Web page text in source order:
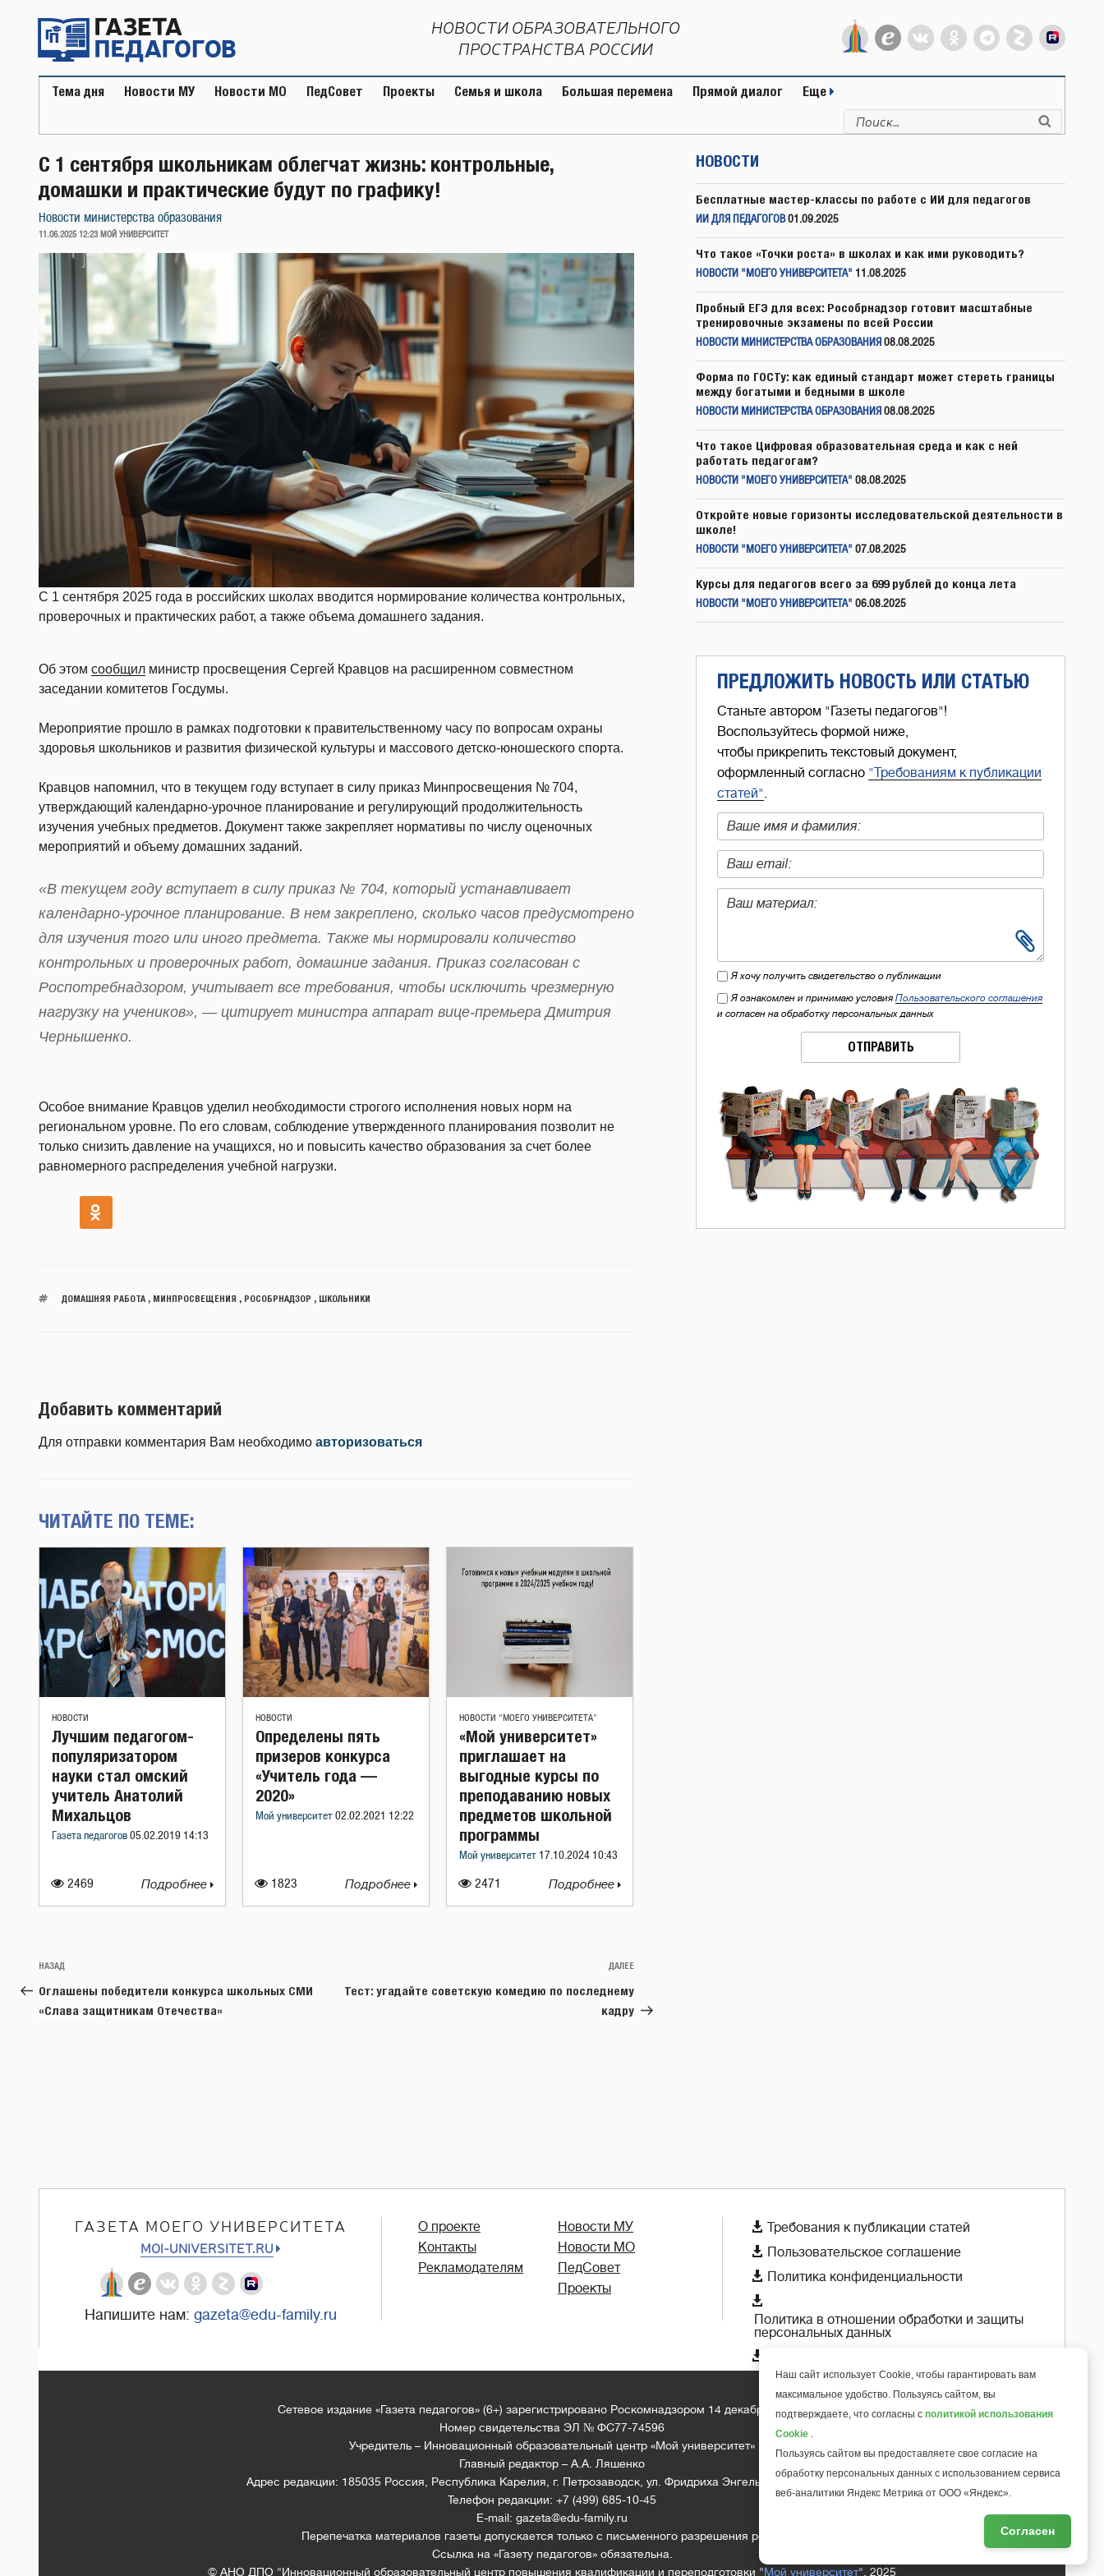
содержимому
НОВОСТИ ОБРАЗОВАТЕЛЬНОГО
ПРОСТРАНСТВА РОССИИ
Тема дня Новости МУ Новости МО ПедСовет Проекты Семья и школа Большая перемена Прямой диалог Еще
Искать:
С 1 сентября школьникам облегчат жизнь: контрольные,
домашки и практические будут по графику!
Новости министерства образования
ОПУБЛИКОВАНО
11.06.2025 12:23 МОЙ УНИВЕРСИТЕТ
С 1 сентября 2025 года в российских школах вводится нормирование количества контрольных,
проверочных и практических работ, а также объема домашнего задания.
Об этом сообщил министр просвещения Сергей Кравцов на расширенном совместном
заседании комитетов Госдумы.
Мероприятие прошло в рамках подготовки к правительственному часу по вопросам охраны
здоровья школьников и развития физической культуры и массового детско-юношеского спорта.
Кравцов напомнил, что в текущем году вступает в силу приказ Минпросвещения № 704,
утверждающий календарно-урочное планирование и регулирующий продолжительность
изучения учебных предметов. Документ также закрепляет нормативы по числу оценочных
мероприятий и объему домашних заданий.
«В текущем году вступает в силу приказ № 704, который устанавливает
календарно-урочное планирование. В нем закреплено, сколько часов предусмотрено
для изучения того или иного предмета. Также мы нормировали количество
контрольных и проверочных работ, домашние задания. Приказ согласован с
Роспотребнадзором, учитывает все требования, чтобы исключить чрезмерную
нагрузку на учеников», — цитирует министра аппарат вице-премьера Дмитрия
Чернышенко.
Особое внимание Кравцов уделил необходимости строгого исполнения новых норм на
региональном уровне. По его словам, соблюдение утвержденного планирования позволит не
только снизить давление на учащихся, но и повысить качество образования за счет более
равномерного распределения учебной нагрузки.
ДОМАШНЯЯ РАБОТА, МИНПРОСВЕЩЕНИЯ , РОСОБРНАДЗОР , ШКОЛЬНИКИ
Добавить комментарий
Для отправки комментария Вам необходимо авторизоваться
ЧИТАЙТЕ ПО ТЕМЕ:
НОВОСТИ
2469
Лучшим педагогом-
популяризатором
науки стал омский
учитель Анатолий
Михальцов
Газета педагогов 05.02.2019 14:13
Подробнее
НОВОСТИ
1823
Определены пять
призеров конкурса
«Учитель года —
2020»
Мой университет 02.02.2021 12:22
Подробнее
НОВОСТИ "МОЕГО УНИВЕРСИТЕТА"
2471
«Мой университет»
приглашает на
выгодные курсы по
преподаванию новых
предметов школьной
программы
Мой университет 17.10.2024 10:43
Подробнее
Навигация
по
записям
Предыдущая
запись:
НАЗАД
Оглашены победители конкурса школьных СМИ
«Слава защитникам Отечества»
Следующая
запись
ДАЛЕЕ
Тест: угадайте советскую комедию по последнему
кадру
НОВОСТИ
Бесплатные мастер-классы по работе с ИИ для педагогов
ИИ ДЛЯ ПЕДАГОГОВ 01.09.2025
Что такое «Точки роста» в школах и как ими руководить?
НОВОСТИ "МОЕГО УНИВЕРСИТЕТА" 11.08.2025
Пробный ЕГЭ для всех: Рособрнадзор готовит масштабные
тренировочные экзамены по всей России
НОВОСТИ МИНИСТЕРСТВА ОБРАЗОВАНИЯ 08.08.2025
Форма по ГОСТу: как единый стандарт может стереть границы
между богатыми и бедными в школе
НОВОСТИ МИНИСТЕРСТВА ОБРАЗОВАНИЯ 08.08.2025
Что такое Цифровая образовательная среда и как с ней
работать педагогам?
НОВОСТИ "МОЕГО УНИВЕРСИТЕТА" 08.08.2025
Откройте новые горизонты исследовательской деятельности в
школе!
НОВОСТИ "МОЕГО УНИВЕРСИТЕТА" 07.08.2025
Курсы для педагогов всего за 699 рублей до конца лета
НОВОСТИ "МОЕГО УНИВЕРСИТЕТА" 06.08.2025
ПРЕДЛОЖИТЬ НОВОСТЬ ИЛИ СТАТЬЮ
Станьте автором "Газеты педагогов"!
Воспользуйтесь формой ниже,
чтобы прикрепить текстовый документ,
оформленный согласно "Требованиям к публикации
статей".
Я хочу получить свидетельство о публикации
Я ознакомлен и принимаю условия Пользовательского соглашения
и согласен на обработку персональных данных
ОТПРАВИТЬ
ГАЗЕТА МОЕГО УНИВЕРСИТЕТА
MOI-UNIVERSITET.RU
Напишите нам: gazeta@edu-family.ru
О проекте
Контакты
Рекламодателям
Новости МУ
Новости МО
ПедСовет
Проекты
 Требования к публикации статей
 Пользовательское соглашение
 Политика конфиденциальности

Политика в отношении обработки и защиты
персональных данных

Сетевое издание «Газета педагогов» (6+) зарегистрировано Роскомнадзором 14 декабря 2018 года
Номер свидетельства ЭЛ № ФС77-74596
Учредитель – Инновационный образовательный центр «Мой университет»
Главный редактор – А.А. Ляшенко
Адрес редакции: 185035 Россия, Республика Карелия, г. Петрозаводск, ул. Фридриха Энгельса д.10, офис 211
Телефон редакции: +7 (499) 685-10-45
E-mail: gazeta@edu-family.ru
Перепечатка материалов газеты допускается только c письменного разрешения редакции
Ссылка на «Газету педагогов» обязательна.
© АНО ДПО "Инновационный образовательный центр повышения квалификации и переподготовки "Мой университет", 2025
6+
Наш сайт использует Cookie, чтобы гарантировать вам
максимальное удобство. Пользуясь сайтом, вы
подтверждаете, что согласны с политикой использования
Cookie .
Пользуясь сайтом вы предоставляете свое согласие на
обработку персональных данных с использованием сервиса
веб-аналитики Яндекс Метрика от ООО «Яндекс».
Согласен